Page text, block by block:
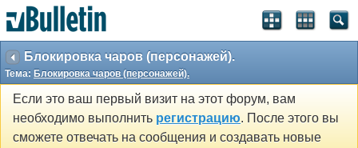
Блокировка чаров (персонажей).
Тема: Блокировка чаров (персонажей).
Если это ваш первый визит на этот форум, вам
необходимо выполнить регистрацию. После этого вы
сможете отвечать на сообщения и создавать новые